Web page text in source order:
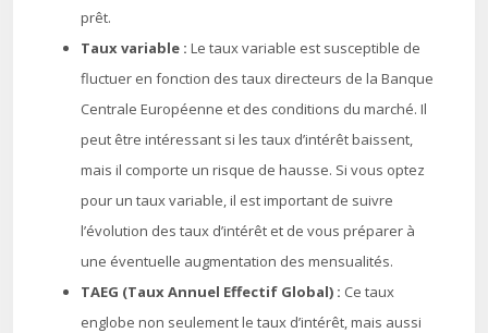
prêt.
Taux variable : Le taux variable est susceptible de
fluctuer en fonction des taux directeurs de la Banque
Centrale Européenne et des conditions du marché. Il
peut être intéressant si les taux d’intérêt baissent,
mais il comporte un risque de hausse. Si vous optez
pour un taux variable, il est important de suivre
l’évolution des taux d’intérêt et de vous préparer à
une éventuelle augmentation des mensualités.
TAEG (Taux Annuel Effectif Global) : Ce taux
englobe non seulement le taux d’intérêt, mais aussi